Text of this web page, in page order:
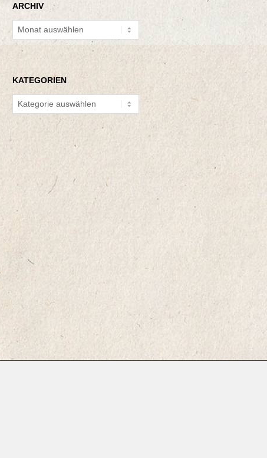
ARCHIV
Archiv
KATEGORIEN
Kategorien